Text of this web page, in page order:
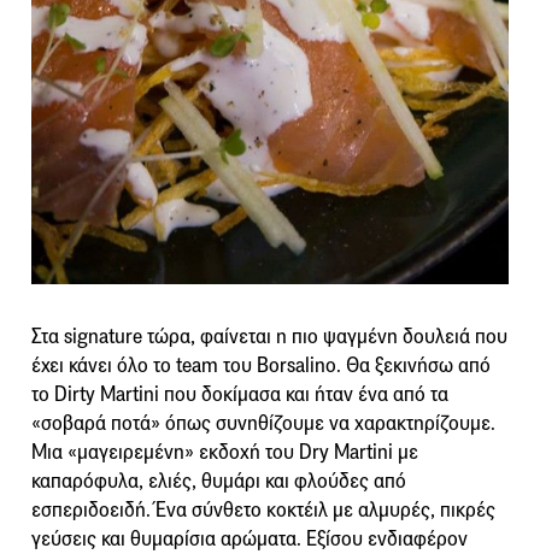
Στα signature τώρα, φαίνεται η πιο ψαγμένη δουλειά που
έχει κάνει όλο το team του Borsalino. Θα ξεκινήσω από
το Dirty Martini που δοκίμασα και ήταν ένα από τα
«σοβαρά ποτά» όπως συνηθίζουμε να χαρακτηρίζουμε.
Μια «μαγειρεμένη» εκδοχή του Dry Martini με
καπαρόφυλα, ελιές, θυμάρι και φλούδες από
εσπεριδοειδή. Ένα σύνθετο κοκτέιλ με αλμυρές, πικρές
γεύσεις και θυμαρίσια αρώματα. Εξίσου ενδιαφέρον